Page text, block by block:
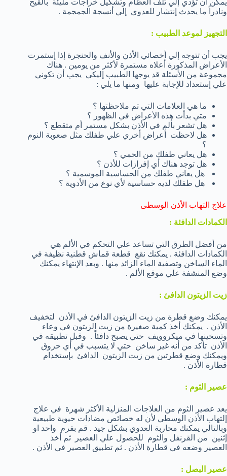
يمكن أن تؤدي إلي تلف العظام وتشكيل خراجات مليئة بالقيح
ونادراً ما يحدث إنتشار للعدوي إلي أنسجة الجمجمة .
التجهيز لموعد الطبيب :
يجب أن تتوجه إلي أخصائي الأذن والأنف والحنجرة إذا إستمرت
الأعراض المذكورة أعلاه مستمرة لأكثر من يومين . هناك
مجموعة من الأسئلة قد يوجها الطبيب إليكي يجب أن تكوني
علي إستعداد للإجابة عليها ومنها ما يلي :
ما هي العلامات التي تم ملاحظتها ؟
متي بدأت هذه الأعراض في الظهور ؟
هل تشعر بألم في الأذن بشكل مستمر أم متقطع ؟
هل لاحظت أعراض أخري علي طفلك مثل صعوبة النوم
؟
هل يعاني طفلك من الحمي ؟
هل توجد هناك أي إفرازات للأذن ؟
هل يعاني طفلك من الحساسية الموسمية ؟
هل طفلك لديه حساسية لأي نوع من الأدوية ؟
علاج التهاب الأذن الوسطى
الكمادات الدافئة :
من أفضل الطرق التي تساعد علي التحكم في الألم هي
الكمادات الدافئة . يمكنك نقع قطعة قماش قطنية نظيفة في
الماء الساخن وتصفية الماء الزائد منها . وبعد الإنتهاء يمكنك
وضع المنشفة علي موقع الألم .
زيت الزيتون الدافئ :
يمكنك وضع قطرة من زيت الزيتون الدافئ في الأذن لتخفيف
الأذن . يمكنك أخذ كمية صغيرة من زيت الزيتون في وعاء
وتسخينها في ميكروويف حتي يصبح دافئاً . وقبل تطبيقه في
الأذن تأكد من أنه غير ساخن حتي لا يتسبب في أي حروق
ويمكنك وضع قطرتين من زيت الزيتون الدافئ بإستخدام
قطارة الأذن .
عصير الثوم :
يعد عصير الثوم من العلاجات المنزلية الأكثر شهرة في علاج
إلتهاب الأذن الوسطي لأن له خصائص مضادات حيوية طبيعية
وبالتالي يمكنك محاربة العدوي بشكل جيد . قم بفرم واحد او
إثنين من القرنفل والثوم للحصول علي العصير ثم أخذ
العصير وضعه في قطارة الأذن . ثم تطبيق العصير في الأذن .
عصير البصل :